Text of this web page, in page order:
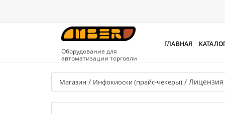
Оборудование для
автоматизации торговли
ГЛАВНАЯ
Магазин / Инфокиоски (прайс-чекеры) /